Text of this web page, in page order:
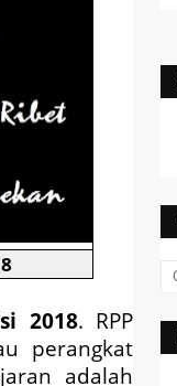
2018. RPP
perangkat
adalah